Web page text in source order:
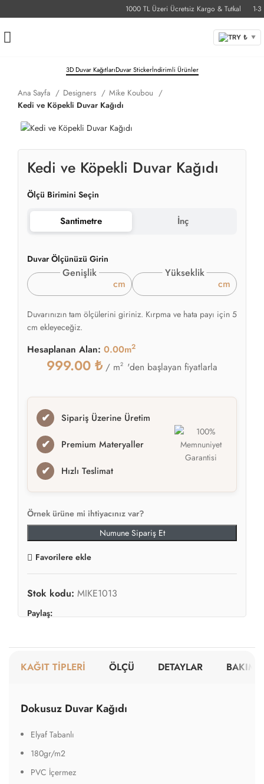
1000 TL Üzeri Ücretsiz Kargo & Tutkal 1-3
TRY ₺ ▼
3D Duvar KağıtlarıDuvar Stickerİndirimli Ürünler
Ana Sayfa Designers
Mike Koubou
Kedi ve Köpekli Duvar Kağıdı
Kedi ve Köpekli Duvar Kağıdı
Ölçü Birimini Seçin
Santimetre İnç
Duvar Ölçünüzü Girin
Genişlik
cm
Yükseklik
cm
Duvarınızın tam ölçülerini giriniz. Kırpma ve hata payı için 5
cm ekleyeceğiz.
Hesaplanan Alan: 0.00m2
999.00 ₺ / m2 'den başlayan fiyatlarla
✔ Sipariş Üzerine Üretim
✔ Premium Materyaller
✔ Hızlı Teslimat
Örnek ürüne mi ihtiyacınız var?
Numune Sipariş Et
Favorilere ekle
Stok kodu: MIKE1013
Paylaş:
KAĞIT TİPLERİ ÖLÇÜ DETAYLAR BAKIM
Dokusuz Duvar Kağıdı
Elyaf Tabanlı
180gr/m2
PVC İçermez